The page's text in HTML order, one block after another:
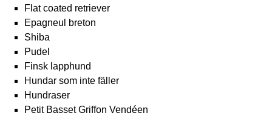
Flat coated retriever
Epagneul breton
Shiba
Pudel
Finsk lapphund
Hundar som inte fäller
Hundraser
Petit Basset Griffon Vendéen